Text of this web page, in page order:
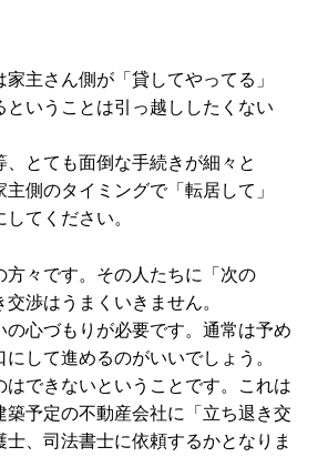
主さん側が「貸してやってる」
いうことは引っ越ししたくない
とても面倒な手続きが細々と
側のタイミングで「転居して」
てください。
々です。その人たちに「次の
渉はうまくいきません。
心づもりが必要です。通常は予め
して進めるのがいいでしょう。
できないということです。これは
予定の不動産会社に「立ち退き交
、司法書士に依頼するかとなりま